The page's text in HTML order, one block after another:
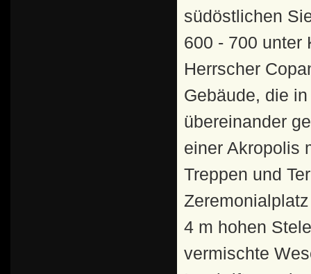
südöstlichen
600 - 700 unter
Herrscher
Gebäude, die
übereinander
einer Akropolis
Treppen und
4 m hohen
vermischte